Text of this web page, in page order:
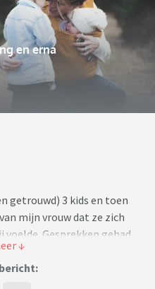
en erna
getrouwd) 3 kids en toen
mijn vrouw dat ze zich
Gesprekken gehad
na paar dagen werd
voor een ander (collega)